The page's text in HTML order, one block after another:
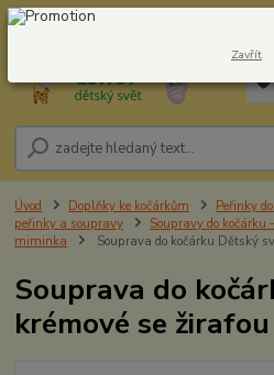
604278943
Úvod Doplňky ke kočárkům
Peřinky
peřinky a soupravy
Soupravy do kočárku
miminka
Souprava do kočárku Dětský
Souprava do
krémové se žirafou
Zavřít